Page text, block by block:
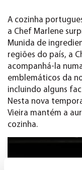
A cozinha
a Chef Marlene
Munida de
regiões do país, a
acompanhá-la
emblemáticos da
incluindo alguns
Nesta nova
Vieira mantém a
cozinha.